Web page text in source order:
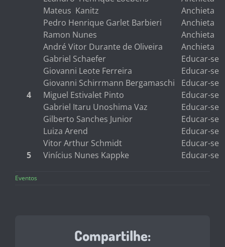
Mateus Kanitz
Anchieta
Pedro Henrique Garlet Barbieri
Anchieta
Ramon Nunes
Anchieta
4
André Vitor Durante de Oliveira
Anchieta
Gabriel Schaefer
Educar-se
Giovanni Leote Ferreira
Educar-se
Giovanni Schirrmann Bergamaschi
Educar-se
Miguel Estivalet Pinto
Educar-se
Gabriel Itaru Unoshima Vaz
Educar-se
Gilberto Sanches Junior
Educar-se
Luiza Arend
Educar-se
Vitor Arthur Schmidt
Educar-se
5
Vinícius Nunes Kappke Educar-se
Eventos
Compartilhe: